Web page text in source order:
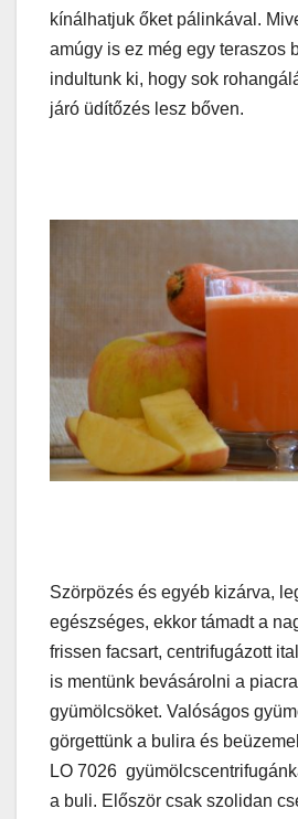
kínálhatjuk őket pálinkával.
amúgy is ez még egy teraszos
indultunk ki, hogy sok
járó üdítőzés lesz bőven.
Szörpözés és egyéb kizárva,
egészséges, ekkor támadt a
frissen facsart, centrifugázott
is mentünk bevásárolni a
gyümölcsöket. Valóságos
görgettünk a bulira és
LO 7026
a buli. Először csak szolidan